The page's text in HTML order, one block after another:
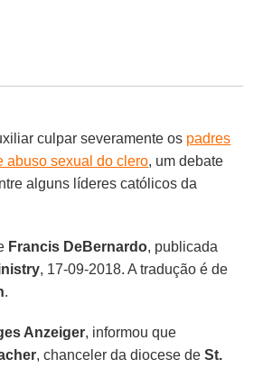
culpar severamente os padres
abuso sexual do clero, um debate
alguns líderes católicos da
Francis DeBernardo, publicada
, 17-09-2018. A tradução é de
.
Anzeiger, informou que
, chanceler da diocese deSt.